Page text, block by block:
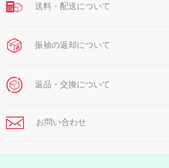
送料・配送について
振袖の返却について
返品・交換について
お問い合わせ